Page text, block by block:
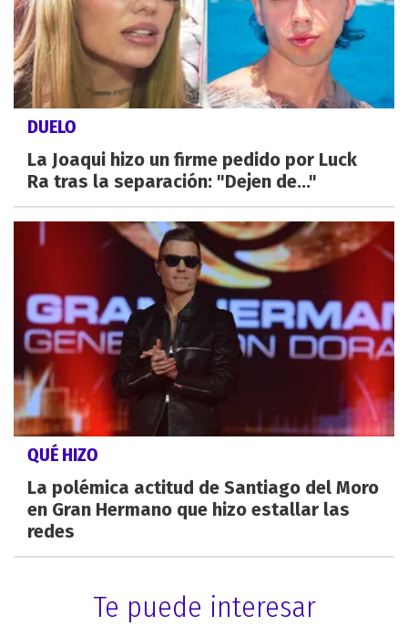
DUELO
La Joaqui hizo un firme pedido por Luck
Ra tras la separación: "Dejen de..."
QUÉ HIZO
La polémica actitud de Santiago del Moro
en Gran Hermano que hizo estallar las
redes
Te puede interesar